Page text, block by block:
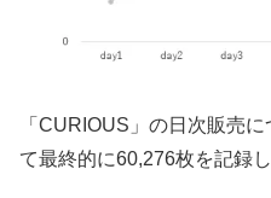
「CURIOUS」の日次販売
て最終的に60,276枚を記録し